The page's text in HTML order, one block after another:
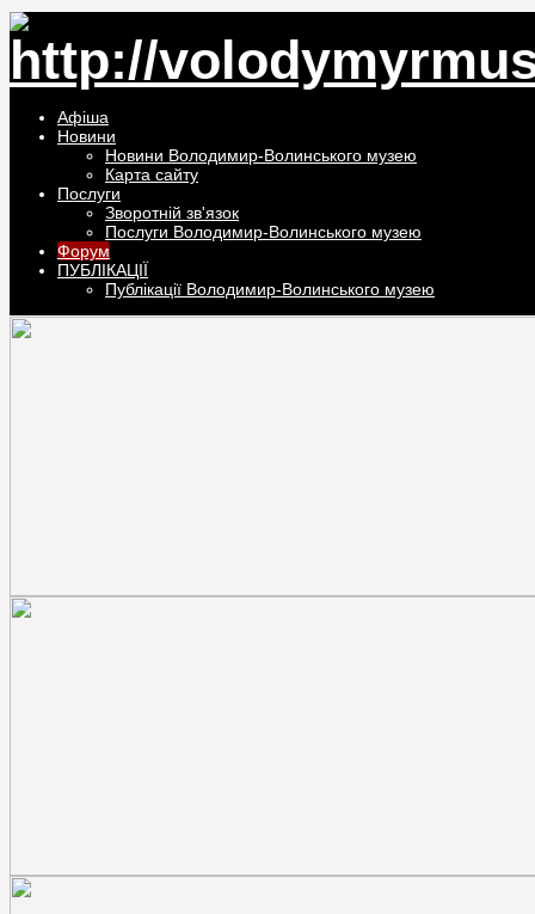
Афiша
Новини
Новини Володимир-Волинського музею
Карта сайту
Послуги
Зворотній зв'язок
Послуги Володимир-Волинського музею
Форум
ПУБЛІКАЦІЇ
Публікації Володимир-Волинського музею